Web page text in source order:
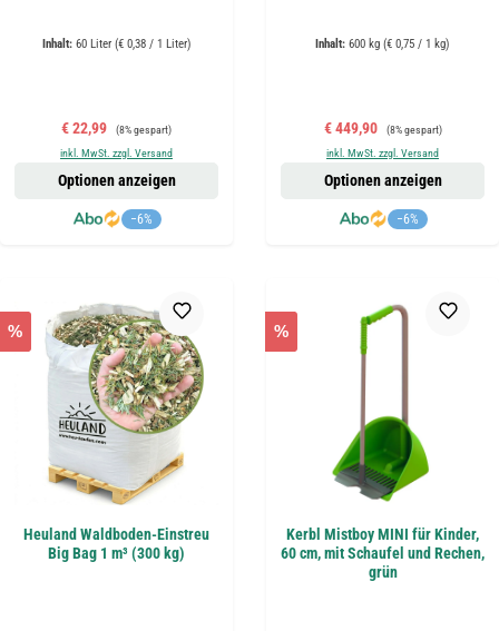
Inhalt: 60 Liter (€ 0,38 / 1 Liter)
Verkaufspreis:
€ 22,99 Regulärer Preis:
(8% gespart)
inkl. MwSt. zzgl. Versand
−6%
Optionen anzeigen
Inhalt: 600 kg (€ 0,75 / 1 kg)
Verkaufspreis:
€ 449,90 Regulärer Preis:
(8% gespart)
inkl. MwSt. zzgl. Versand
−6%
Optionen anzeigen
%
Heuland Waldboden-Einstreu
Big Bag 1 m³ (300 kg)
%
Kerbl Mistboy MINI für Kinder,
60 cm, mit Schaufel und Rechen,
grün